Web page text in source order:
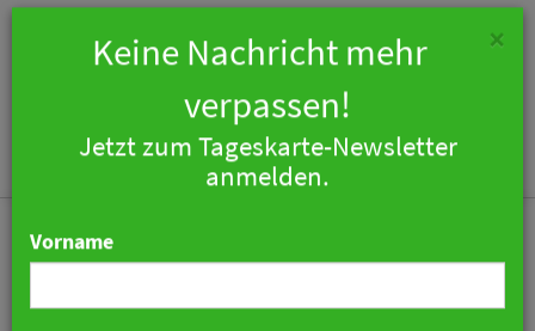
×
Keine Nachricht mehr
verpassen!
Jetzt zum Tageskarte-Newsletter
anmelden.
Vorname